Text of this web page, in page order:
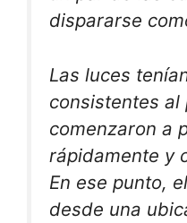
dispararse
Las luces
consistentes al
comenzaron a
rápidamente y
En ese punto,
desde una